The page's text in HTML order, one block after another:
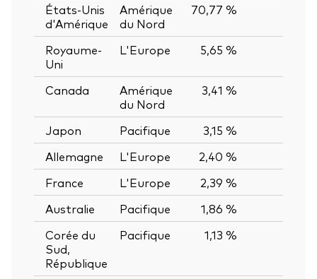
États-Unis
d'Amérique
Amérique
du Nord
70,77 %
Royaume-
Uni
L'Europe 5,65 %
Canada
Amérique
du Nord
3,41 %
Japon Pacifique 3,15 %
Allemagne
L'Europe 2,40 %
France
L'Europe 2,39 %
Australie
Pacifique 1,86 %
Corée du
Sud,
République
Pacifique 1,13 %